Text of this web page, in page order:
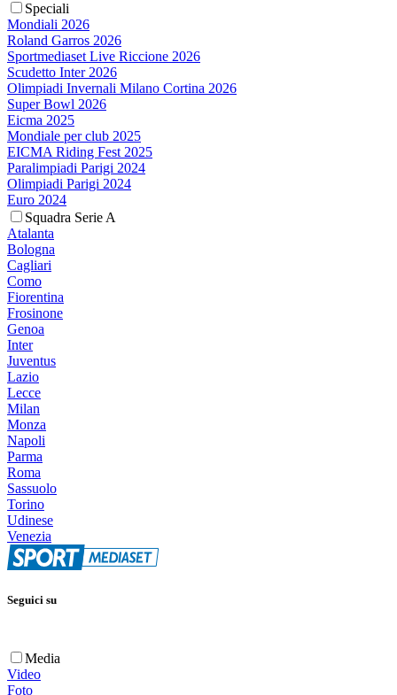
Speciali
Mondiali 2026
Roland Garros 2026
Sportmediaset Live Riccione 2026
Scudetto Inter 2026
Olimpiadi Invernali Milano Cortina 2026
Super Bowl 2026
Eicma 2025
Mondiale per club 2025
EICMA Riding Fest 2025
Paralimpiadi Parigi 2024
Olimpiadi Parigi 2024
Euro 2024
Squadra Serie A
Atalanta
Bologna
Cagliari
Como
Fiorentina
Frosinone
Genoa
Inter
Juventus
Lazio
Lecce
Milan
Monza
Napoli
Parma
Roma
Sassuolo
Torino
Udinese
Venezia
Seguici su
Media
Video
Foto